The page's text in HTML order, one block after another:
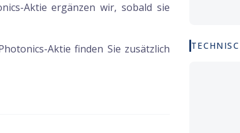
Aktie ergänzen wir, sobald sie
-Aktie finden Sie zusätzlich